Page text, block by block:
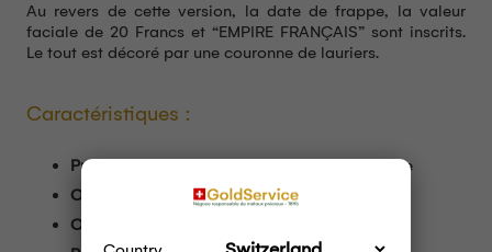
Au revers de cette version, la date de frappe, la valeur
faciale de 20 Francs et “EMPIRE FRANÇAIS” sont inscrits.
Le tout est décoré par une couronne de lauriers.
Caractéristiques :
Produit :Napoléon III 20 Francs – Tête laurée
Origine :
Or fin :